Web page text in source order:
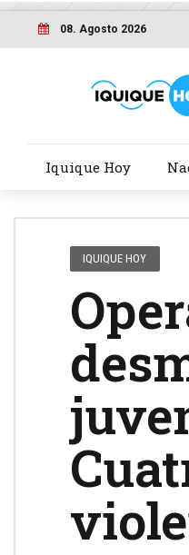
08. Agosto 2026
Iquique Hoy
IQUIQUE HOY